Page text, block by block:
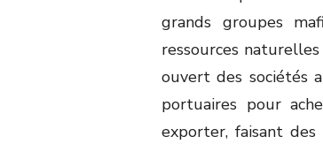
grands groupes
ressources
ouvert des sociétés
portuaires pour
exporter, faisant